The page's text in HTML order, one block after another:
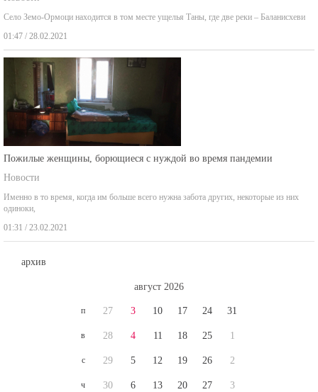
Село Земо-Ормоци находится в том месте ущелья Таны, где две реки – Баланисхеви
01:47 / 28.02.2021
Пожилые женщины, борющиеся с нуждой во время пандемии
Новости
Именно в то время, когда им больше всего нужна забота других, некоторые из них
одиноки,
01:31 / 23.02.2021
архив
август 2026
п
в
с
ч
27
28
29
30
3
4
5
6
10
11
12
13
17
18
19
20
24
25
26
27
31
1
2
3